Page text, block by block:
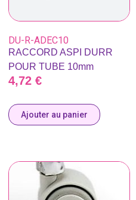
DU-R-ADEC10
RACCORD ASPI DURR
POUR TUBE 10mm
4,72 €
Ajouter au panier